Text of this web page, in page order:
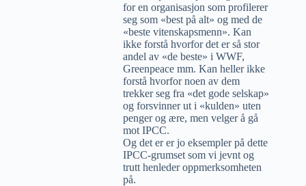
for en organisasjon som profilerer
seg som «best på alt» og med de
«beste vitenskapsmenn». Kan
ikke forstå hvorfor det er så stor
andel av «de beste» i WWF,
Greenpeace mm. Kan heller ikke
forstå hvorfor noen av dem
trekker seg fra «det gode selskap»
og forsvinner ut i «kulden» uten
penger og ære, men velger å gå
mot IPCC.
Og det er er jo eksempler på dette
IPCC-grumset som vi jevnt og
trutt henleder oppmerksomheten
på.